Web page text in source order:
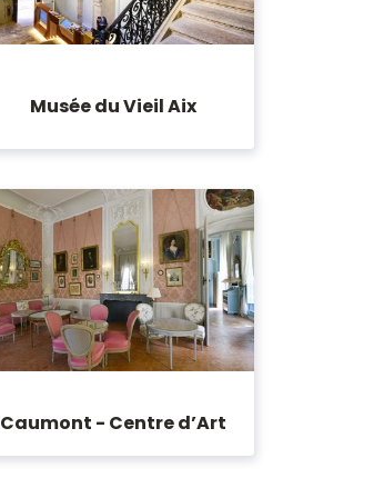
Musée du Vieil Aix
Caumont - Centre d’Art